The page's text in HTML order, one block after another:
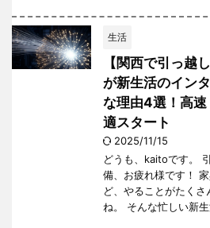
生活
【関西で引っ越
が新生活のイン
な理由4選！高
適スタート
2025/11/15
どうも、kaitoです。
備、お疲れ様です！
ど、やることがたく
ね。 そんな忙しい新